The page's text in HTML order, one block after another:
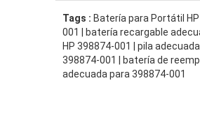
Tags : Batería para Portátil
001 | batería recargable
HP 398874-001 | pila
398874-001 | batería de
adecuada para 398874-001